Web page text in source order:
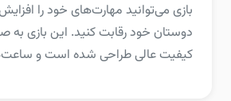
بازی می‌توانید مهارت‌های خود را
کیفیت عالی طراحی شده است و